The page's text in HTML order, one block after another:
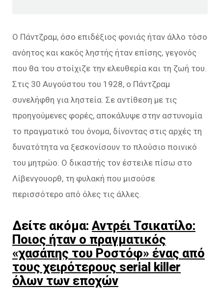
Ο Πάντζραμ, όσο επιδέξιος φονιάς ήταν άλλο τόσο
ανόητος και κακός ληστής ήταν επίσης, γεγονός
που θα του στοίχιζε την ελευθερία και τη ζωή του.
Στις 30 Αυγούστου του 1928, ο Πάντζραμ
συνελήφθη για ληστεία. Σε αντίθεση με τις
προηγούμενες φορές, αποκάλυψε στην αστυνομία
το πραγματικό του όνομα, δίνοντας στις αρχές τη
δυνατότητα να ξεσκονίσουν το πλούσιο ποινικό
του μητρώο. Ο δικαστής τον έστειλε πίσω στο
Λίβενγουορθ, τη φυλακή που μισούσε
περισσότερο από όλες τις άλλες.
Δείτε ακόμα: Αντρέι Τσικατίλο:
Ποιος ήταν ο πραγματικός
«χασάπης του Ροστόφ» ένας από
τους χειρότερους serial killer
όλων των εποχών